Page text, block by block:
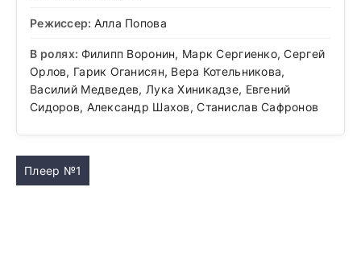
Режиссер: Алла Попова
В ролях: Филипп Воронин, Марк Сергиенко, Сергей
Орлов, Гарик Оганисян, Вера Котельникова,
Василий Медведев, Лука Хиникадзе, Евгений
Сидоров, Александр Шахов, Станислав Сафронов
Плеер №1